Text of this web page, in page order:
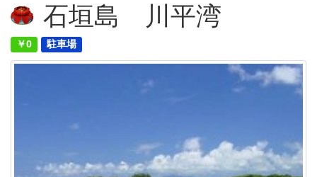
石垣島 川平湾
￥0 駐車場